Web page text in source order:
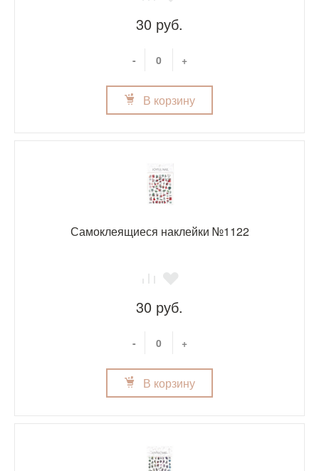
30 руб.
- +
В корзину
Самоклеящиеся наклейки №1122
30 руб.
- +
В корзину